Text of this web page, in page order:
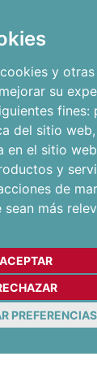
y
su
fines:
del sitio web,
en el sitio web
y
de
más
ACEPTAR
PREFERENCIAS